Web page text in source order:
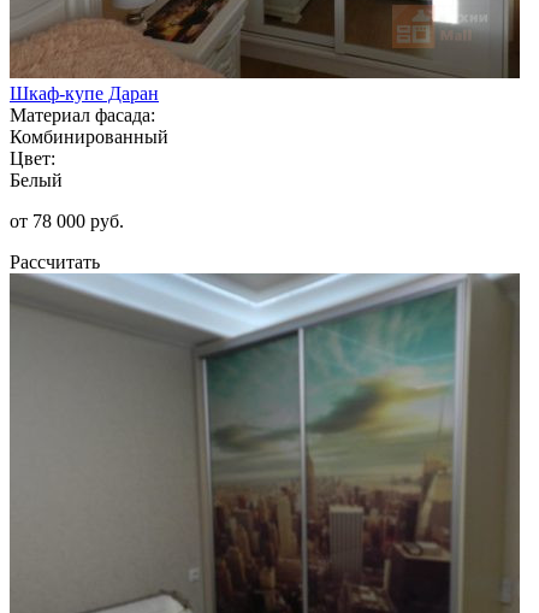
Шкаф-купе Даран
Материал фасада:
Комбинированный
Цвет:
Белый
от 78 000 руб.
Рассчитать